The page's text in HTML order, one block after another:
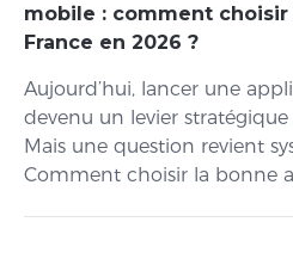
mobile : comment
France en 2026 ?
Aujourd’hui, lancer une
devenu un levier stratégique
Mais une question revient
Comment choisir la bonne